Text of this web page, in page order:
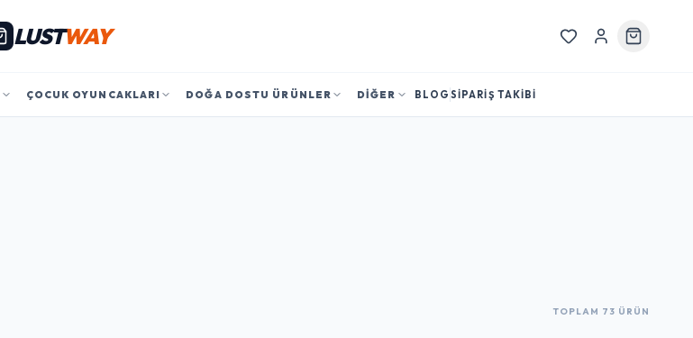
LUSTWAY
ÇOCUK OYUNCAKLARI DOĞA DOSTU ÜRÜNLER DİĞER BLOG SİPARİŞ TAKİBİ
TOPLAM 73 ÜRÜN